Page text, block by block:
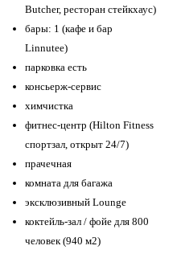
Butcher, ресторан стейкхаус)
бары: 1 (кафе и бар
Linnutee)
парковка есть
консьерж-сервис
химчистка
фитнес-центр (Hilton Fitness
спортзал, открыт 24/7)
прачечная
комната для багажа
эксклюзивный Lounge
коктейль-зал / фойе для 800
человек (940 м2)